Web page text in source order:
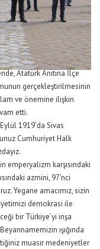
Atatürk Anıtına İlçe
gerçekleştirilmesinin
ve önemine ilişkin
etti.
1919’da Sivas
Cumhuriyet Halk
emperyalizm karşısındaki
azmini, 97’nci
Yegane amacımız, sizin
demokrasi ile
bir Türkiye’yi inşa
ışığında
muasır medeniyetler